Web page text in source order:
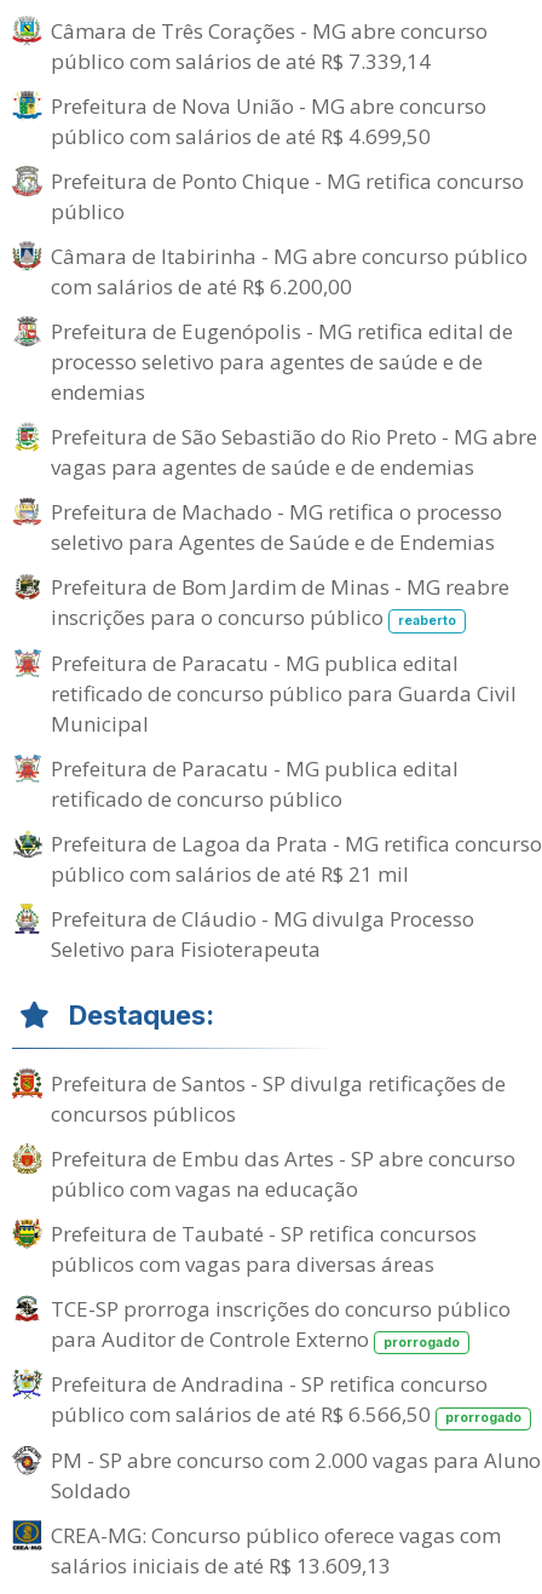
Câmara de Três Corações - MG abre concurso
público com salários de até R$ 7.339,14
Prefeitura de Nova União - MG abre concurso
público com salários de até R$ 4.699,50
Prefeitura de Ponto Chique - MG retifica concurso
público
Câmara de Itabirinha - MG abre concurso público
com salários de até R$ 6.200,00
Prefeitura de Eugenópolis - MG retifica edital de
processo seletivo para agentes de saúde e de
endemias
Prefeitura de São Sebastião do Rio Preto - MG abre
vagas para agentes de saúde e de endemias
Prefeitura de Machado - MG retifica o processo
seletivo para Agentes de Saúde e de Endemias
Prefeitura de Bom Jardim de Minas - MG reabre
inscrições para o concurso público
reaberto
Prefeitura de Paracatu - MG publica edital
retificado de concurso público para Guarda Civil
Municipal
Prefeitura de Paracatu - MG publica edital
retificado de concurso público
Prefeitura de Lagoa da Prata - MG retifica concurso
público com salários de até R$ 21 mil
Prefeitura de Cláudio - MG divulga Processo
Seletivo para Fisioterapeuta
Destaques:
Prefeitura de Santos - SP divulga retificações de
concursos públicos
Prefeitura de Embu das Artes - SP abre concurso
público com vagas na educação
Prefeitura de Taubaté - SP retifica concursos
públicos com vagas para diversas áreas
TCE-SP prorroga inscrições do concurso público
para Auditor de Controle Externo
prorrogado
Prefeitura de Andradina - SP retifica concurso
público com salários de até R$ 6.566,50
prorrogado
PM - SP abre concurso com 2.000 vagas para
Soldado
CREA-MG: Concurso público oferece vagas com
salários iniciais de até R$ 13.609,13